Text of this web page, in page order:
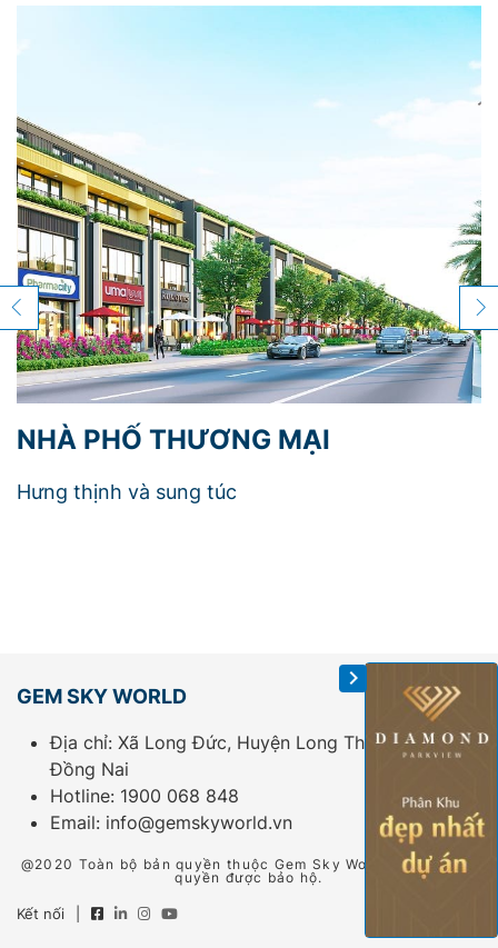
NHÀ PHỐ THƯƠNG MẠI
Hưng thịnh và sung túc
GEM SKY WORLD
Địa chỉ: Xã Long Đức, Huyện Long Thành, Tỉnh
Đồng Nai
Hotline: 1900 068 848
Email: info@gemskyworld.vn
@2020 Toàn bộ bản quyền thuộc Gem Sky World. Tất cả các
quyền được bảo hộ.
Kết nối